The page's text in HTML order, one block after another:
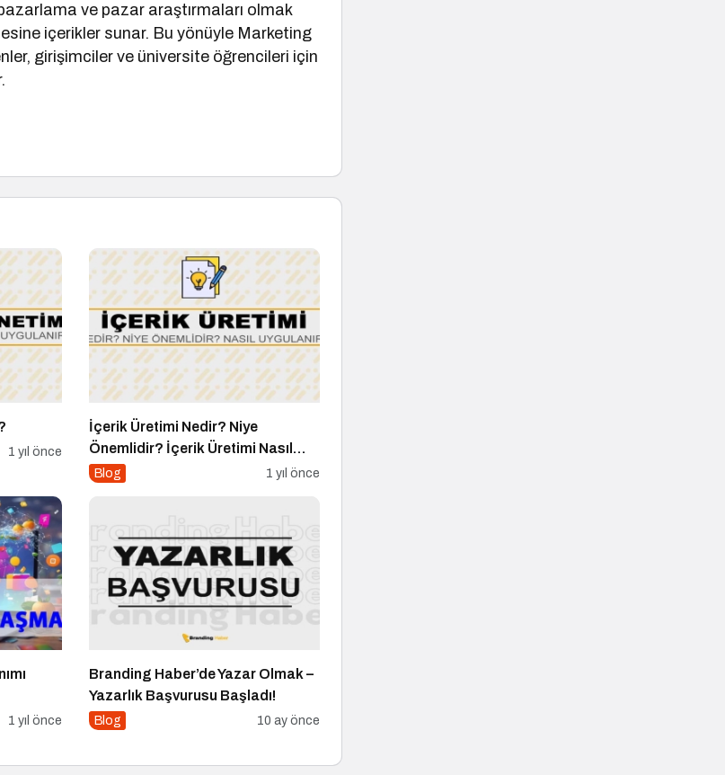
ve pazar araştırmaları olmak
içerikler sunar. Bu yönüyle Marketing
girişimciler ve üniversite öğrencileri için
1 yıl önce
İçerik Üretimi Nedir? Niye
Önemlidir? İçerik Üretimi Nasıl
Yapılır?
Blog 1 yıl önce
1 yıl önce
Branding Haber’de Yazar Olmak –
Yazarlık Başvurusu Başladı!
Blog 10 ay önce